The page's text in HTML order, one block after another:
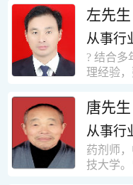
工作学
心强。
际关系
责、积
位上发
的字典
快掌握
许我不
面广泛
创新精神
计，工
各种岗
适用工
年参加
年。从
目经理
多各种结
1986年
务公司
项目有
砖混结
左先生
从事行
? 结合多
理经验
意识，
立处理
通协调
的房地
农产品
唐先生
从事行
药剂师
技大学